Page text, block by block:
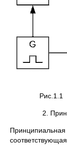
2.
Принципиальная